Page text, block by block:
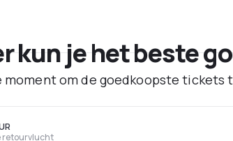
kun je het beste
moment om de goedkoopste tickets
retourvlucht